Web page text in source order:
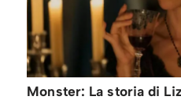
Monster: La storia di